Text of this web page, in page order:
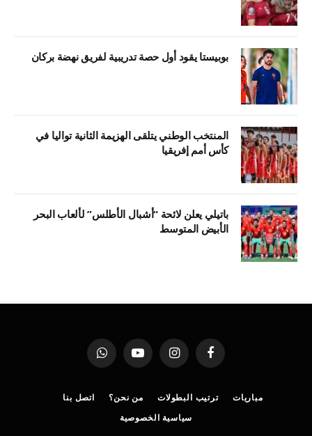
بوبيستا يقود أول حصة تدريبية لفريق نهضة بركان
المنتخب الوطني يتلقى الهزيمة الثانية تواليا في
كأس أمم إفريقيا
باتيلي يعلن لائحة “أشبال الأطلس” لألعاب البحر
الأبيض المتوسط
فيسبوك الانستغراميوتيوب واتساب
مباريات ترتيب البطولات من نحن؟
اتصل بنا
سياسية الخصوصية